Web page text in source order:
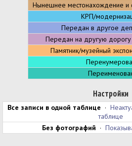
Нынешнее местонахождение и
КРП/
Передан в другое
Передан на другую дорогу
Памятник/музейный
Настройки
Все записи в одной таблице ·
таблице
Без фотографий ·